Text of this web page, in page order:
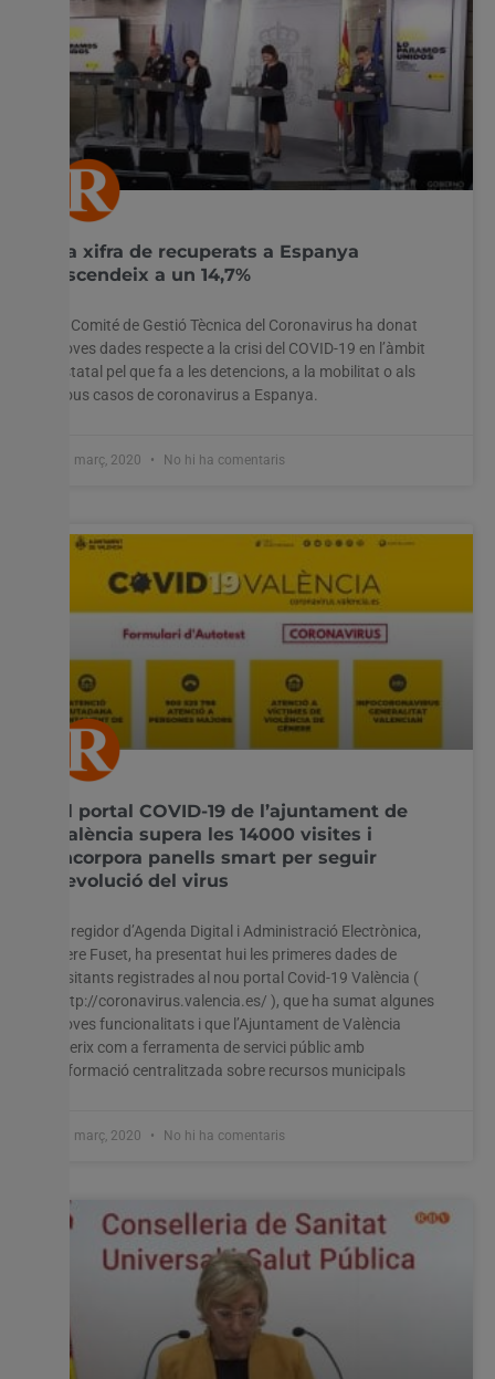
La xifra de recuperats a Espanya
ascendeix a un 14,7%
El Comité de Gestió Tècnica del Coronavirus ha donat
noves dades respecte a la crisi del COVID-19 en l’àmbit
estatal pel que fa a les detencions, a la mobilitat o als
nous casos de coronavirus a Espanya.
31 març, 2020 No hi ha comentaris
El portal COVID-19 de l’ajuntament de
València supera les 14000 visites i
incorpora panells smart per seguir
l’evolució del virus
El regidor d’Agenda Digital i Administració Electrònica,
Pere Fuset, ha presentat hui les primeres dades de
visitants registrades al nou portal Covid-19 València (
http://coronavirus.valencia.es/ ), que ha sumat algunes
noves funcionalitats i que l’Ajuntament de València
oferix com a ferramenta de servici públic amb
informació centralitzada sobre recursos municipals
31 març, 2020 No hi ha comentaris